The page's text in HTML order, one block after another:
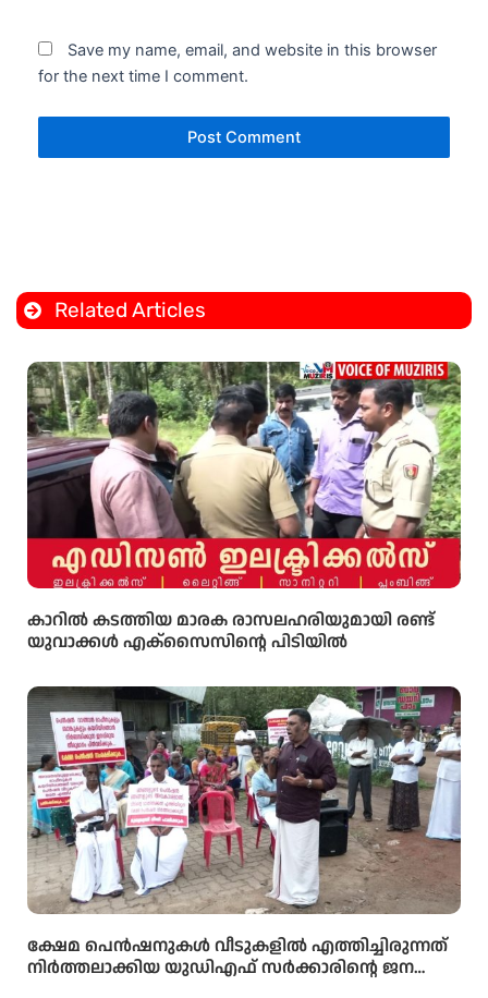
Save my name, email, and website in this browser
for the next time I comment.
Related Articles
കാറിൽ കടത്തിയ മാരക രാസലഹരിയുമായി രണ്ട്
യുവാക്കൾ എക്‌സൈസിൻ്റെ പിടിയിൽ
ക്ഷേമ പെൻഷനുകൾ വീടുകളിൽ എത്തിച്ചിരുന്നത്
നിർത്തലാക്കിയ യുഡിഎഫ് സർക്കാരിന്റെ ജന